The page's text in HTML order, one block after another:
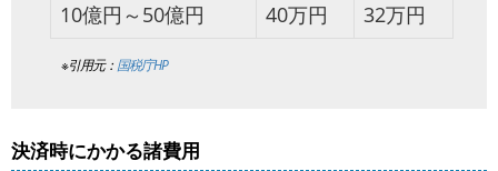
10億円～50億円
40万円 32万円
※引用元： 国税庁HP
決済時にかかる諸費用